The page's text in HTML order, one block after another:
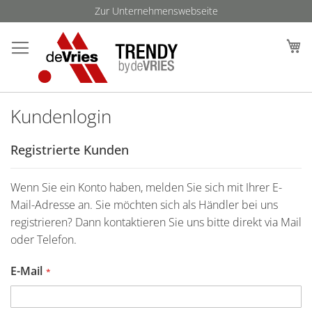
Inhalt
Zur Unternehmenswebseite
Kundenlogin
Registrierte Kunden
Wenn Sie ein Konto haben, melden Sie sich mit Ihrer E-
Mail-Adresse an. Sie möchten sich als Händler bei uns
registrieren? Dann kontaktieren Sie uns bitte direkt via Mail
oder Telefon.
E-Mail